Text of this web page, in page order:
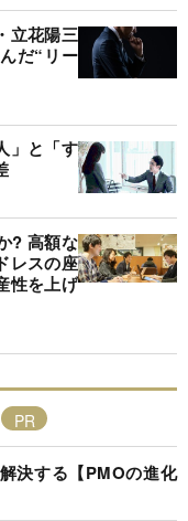
立花陽三
だ“リー
」と「す
? 高額な
レスの座
性を上げ
決する【PMOの進化